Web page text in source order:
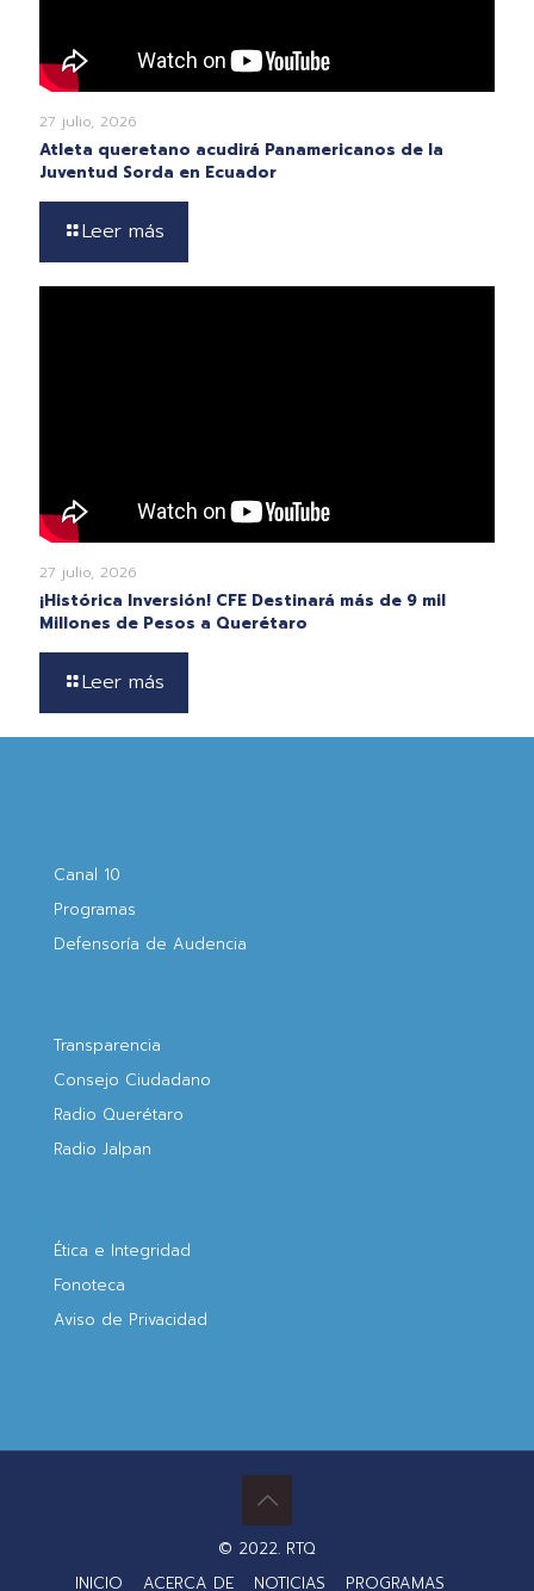
27 julio, 2026
Atleta queretano acudirá Panamericanos de la
Juventud Sorda en Ecuador
Leer más
27 julio, 2026
¡Histórica Inversión! CFE Destinará más de 9 mil
Millones de Pesos a Querétaro
Leer más
Canal 10
Programas
Defensoría de Audencia
Transparencia
Consejo Ciudadano
Radio Querétaro
Radio Jalpan
Ética e Integridad
Fonoteca
Aviso de Privacidad
© 2022. RTQ
INICIO
ACERCA DE NOTICIAS PROGRAMAS